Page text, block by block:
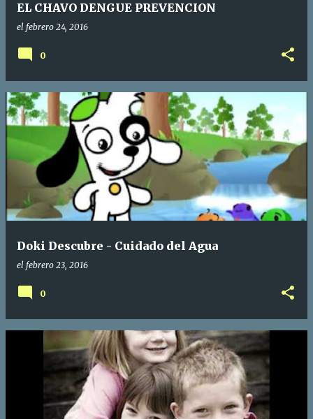
EL CHAVO DENGUE PREVENCION
el febrero 24, 2016
0
Doki Descubre - Cuidado del Agua
el febrero 23, 2016
0